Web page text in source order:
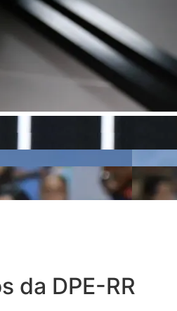
da DPE-RR